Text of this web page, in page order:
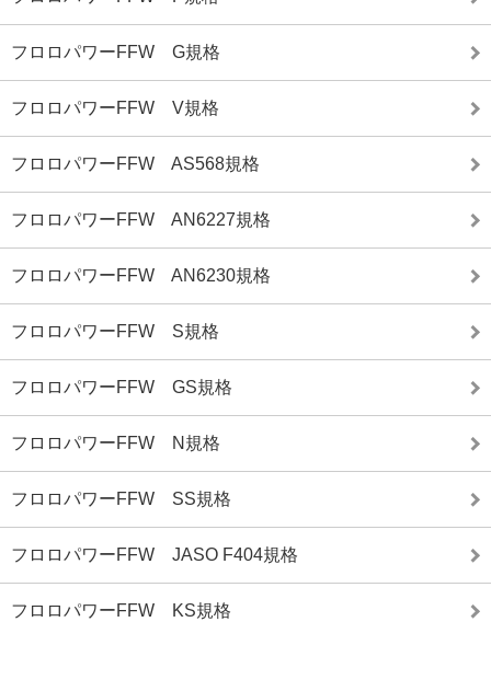
フロロパワーFFW G規格
フロロパワーFFW V規格
フロロパワーFFW AS568規格
フロロパワーFFW AN6227規格
フロロパワーFFW AN6230規格
フロロパワーFFW S規格
フロロパワーFFW GS規格
フロロパワーFFW N規格
フロロパワーFFW SS規格
フロロパワーFFW JASO F404規格
フロロパワーFFW KS規格